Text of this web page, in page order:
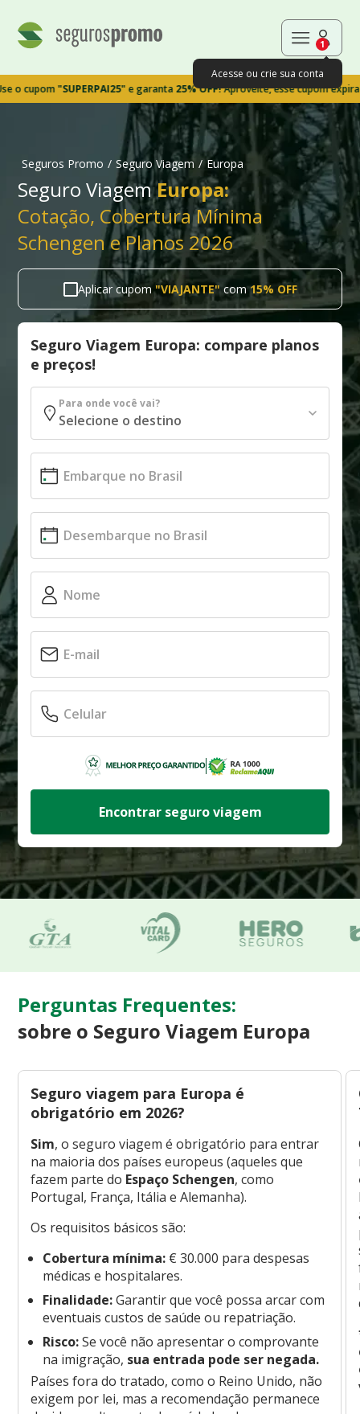
1
Acesse ou crie sua conta
"SUPERPAI25"e garanta25% OFF!Aproveite, esse cupom expira em
Seguros Promo / Seguro Viagem / Europa
Seguro ViagemEuropa:
Cotação, Cobertura Mínima
Schengen e Planos 2026
Aplicar cupom "VIAJANTE"com15% OFF
Seguro Viagem Europa: compare planos
e preços!
Para onde você vai?
Encontrar seguro viagem
Perguntas Frequentes:
sobre o Seguro Viagem Europa
Seguro viagem para Europa é
obrigatório em 2026?
Sim, o seguro viagem é obrigatório para entrar
na maioria dos países europeus (aqueles que
fazem parte do Espaço Schengen, como
Portugal, França, Itália e Alemanha).
Os requisitos básicos são:
Cobertura mínima:€ 30.000 para despesas
médicas e hospitalares.
Finalidade:Garantir que você possa arcar com
eventuais custos de saúde ou repatriação.
Risco:Se você não apresentar o comprovante
na imigração, sua entrada pode ser negada.
Países fora do tratado, como o Reino Unido, não
exigem por lei, mas a recomendação permanece